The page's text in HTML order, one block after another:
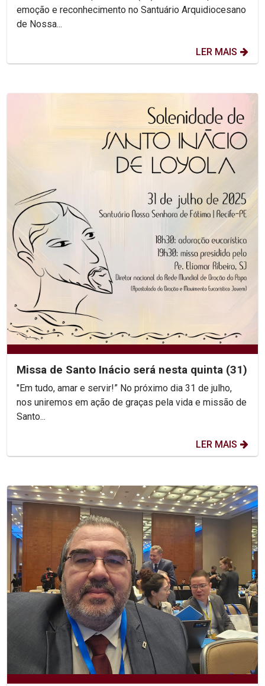
emoção e reconhecimento no Santuário Arquidiocesano
de Nossa...
LER MAIS
Missa de Santo Inácio será nesta quinta (31)
"Em tudo, amar e servir!” No próximo dia 31 de julho,
nos uniremos em ação de graças pela vida e missão de
Santo...
LER MAIS